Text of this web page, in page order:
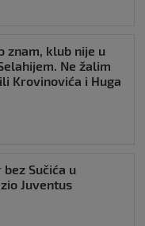
znam, klub nije u
Ne žalim
Krovinovića i Huga
Sučića u
Juventus